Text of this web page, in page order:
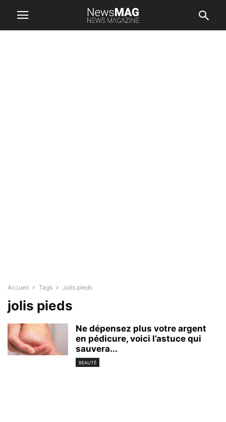
Accueil Tags Jolis pieds
jolis pieds
Ne dépensez plus votre argent
en pédicure, voici l’astuce qui
sauvera...
BEAUTÉ